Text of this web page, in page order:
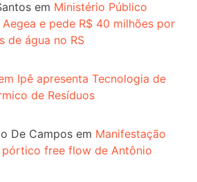
em Ministério Público
e pede R$ 40 milhões por
de água no RS
Ipê apresenta Tecnologia de
de Resíduos
De Campos em Manifestação
free flow de Antônio